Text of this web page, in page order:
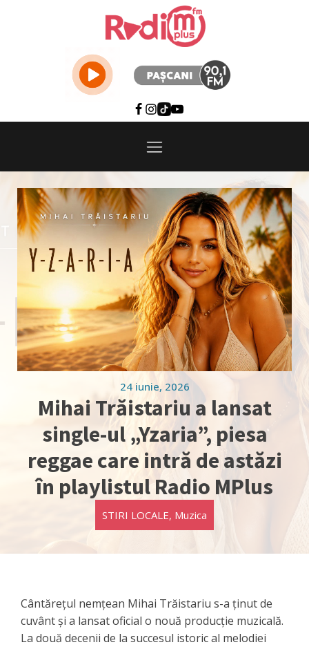
24 iunie, 2026
Mihai Trăistariu a lansat
single-ul „Yzaria”, piesa
reggae care intră de astăzi
în playlistul Radio MPlus
STIRI LOCALE, Muzica
Cântărețul nemțean Mihai Trăistariu s-a ținut de
cuvânt și a lansat oficial o nouă producție muzicală.
La două decenii de la succesul istoric al melodiei